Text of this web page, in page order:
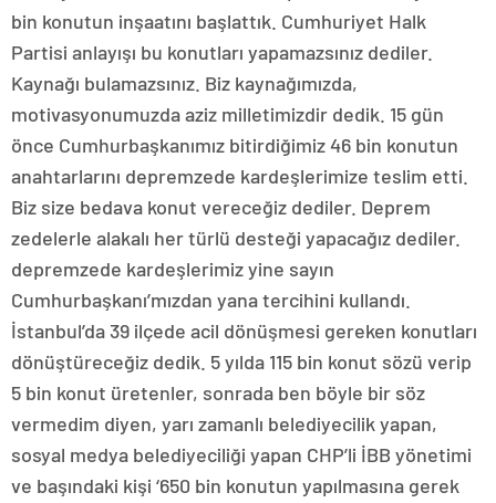
bin konutun inşaatını başlattık. Cumhuriyet Halk
Partisi anlayışı bu konutları yapamazsınız dediler.
Kaynağı bulamazsınız. Biz kaynağımızda,
motivasyonumuzda aziz milletimizdir dedik. 15 gün
önce Cumhurbaşkanımız bitirdiğimiz 46 bin konutun
anahtarlarını depremzede kardeşlerimize teslim etti.
Biz size bedava konut vereceğiz dediler. Deprem
zedelerle alakalı her türlü desteği yapacağız dediler.
depremzede kardeşlerimiz yine sayın
Cumhurbaşkanı’mızdan yana tercihini kullandı.
İstanbul’da 39 ilçede acil dönüşmesi gereken konutları
dönüştüreceğiz dedik. 5 yılda 115 bin konut sözü verip
5 bin konut üretenler, sonrada ben böyle bir söz
vermedim diyen, yarı zamanlı belediyecilik yapan,
sosyal medya belediyeciliği yapan CHP’li İBB yönetimi
ve başındaki kişi ‘650 bin konutun yapılmasına gerek